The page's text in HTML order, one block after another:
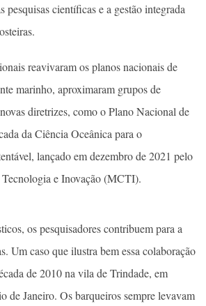
pesquisas científicas e a gestão integrada
reavivaram os planos nacionais de
marinho, aproximaram grupos de
diretrizes, como o Plano Nacional de
da Ciência Oceânica para o
lançado em dezembro de 2021 pelo
e Inovação (MCTI).
os pesquisadores contribuem para a
Um caso que ilustra bem essa colaboração
de 2010 na vila de Trindade, em
de Janeiro. Os barqueiros sempre levavam